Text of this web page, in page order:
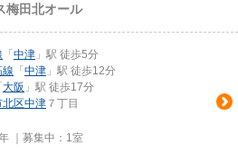
梅田北オール
「 中津 」駅 徒歩5分
線 「 中津 」駅 徒歩12分
大阪 」駅 徒歩17分
北区中津 ７丁目
｜募集中： 1室